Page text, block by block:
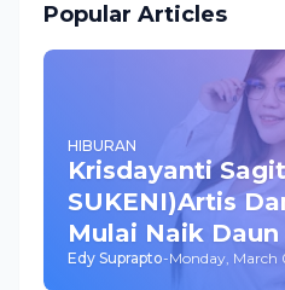
Popular Articles
HIBURAN
Krisdayanti
SUKENI)Artis
Mulai Naik
Bisnis dan
Edy Suprapto-Monday, March